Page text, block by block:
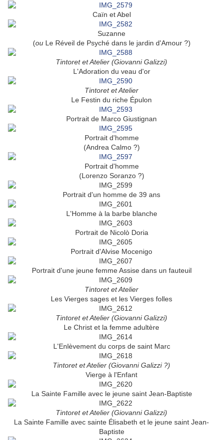
Caïn et Abel
Suzanne
(ouLe Réveil de Psyché dans le jardin d'Amour ?)
Tintoret et Atelier (Giovanni Galizzi)
L'Adoration du veau d'or
Tintoret et Atelier
Le Festin du riche Épulon
Portrait de Marco Giustignan
Portrait d'homme
(Andrea Calmo ?)
Portrait d'homme
(Lorenzo Soranzo ?)
Portrait d'un homme de 39 ans
L'Homme à la barbe blanche
Portrait de Nicolò Doria
Portrait d'Alvise Mocenigo
Portrait d'une jeune femme Assise dans un fauteuil
Tintoret et Atelier
Les Vierges sages et les Vierges folles
Tintoret et Atelier (Giovanni Galizzi)
Le Christ et la femme adultère
L'Enlèvement du corps de saint Marc
Tintoret et Atelier (Giovanni Galizzi ?)
Vierge à l'Enfant
La Sainte Famille avec le jeune saint Jean-Baptiste
Tintoret et Atelier (Giovanni Galizzi)
La Sainte Famille avec sainte Élisabeth et le jeune saint Jean-
Baptiste